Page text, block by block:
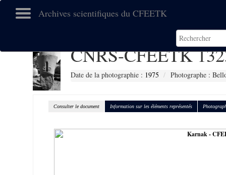
Archives scientifiques du CFEETK
CNRS-CFEETK
Date de la photographie : 1975 Photographe :
Consulter le document Information sur les éléments représentés